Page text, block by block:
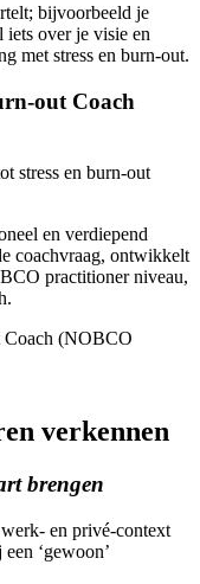
bijvoorbeeld je
iets over je visie en
met stress en burn-out.
out Coach
stress en burn-out
en verdiepend
coachvraag, ontwikkelt
practitioner niveau,
verkennen
brengen
en privé-context
‘gewoon’